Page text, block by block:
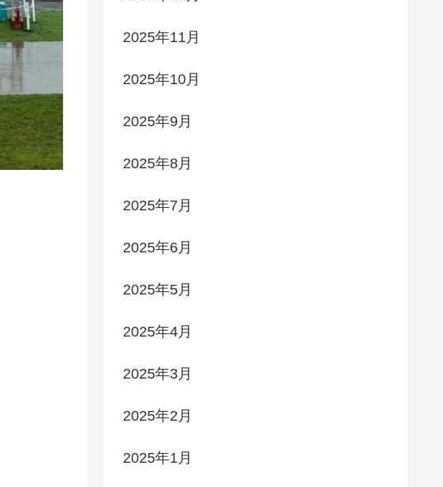
2025年11月
2025年10月
2025年9月
2025年8月
2025年7月
2025年6月
2025年5月
2025年4月
2025年3月
2025年2月
2025年1月